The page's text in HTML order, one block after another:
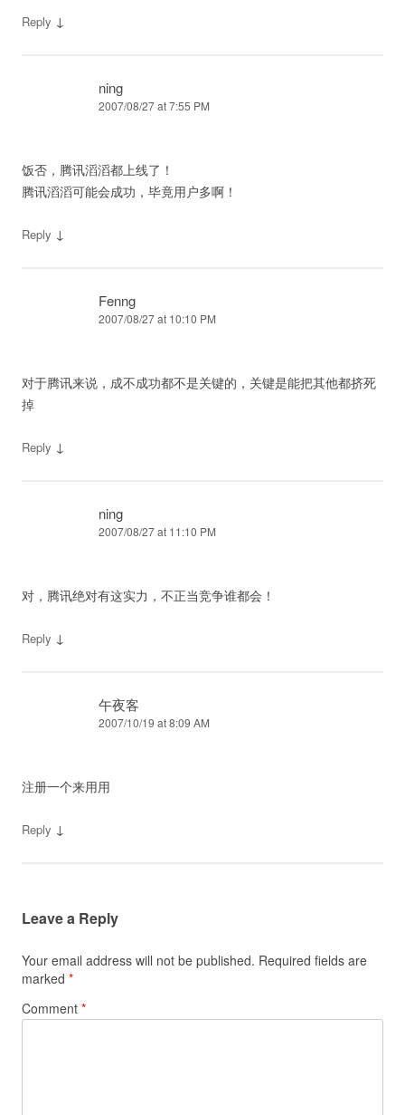
Reply ↓
ning
2007/08/27 at 7:55 PM
饭否，腾讯滔滔都上线了！
腾讯滔滔可能会成功，毕竟用户多啊！
Reply ↓
Fenng
2007/08/27 at 10:10 PM
对于腾讯来说，成不成功都不是关键的，关键是能把其他都挤死
掉
Reply ↓
ning
2007/08/27 at 11:10 PM
对，腾讯绝对有这实力，不正当竞争谁都会！
Reply ↓
午夜客
2007/10/19 at 8:09 AM
注册一个来用用
Reply ↓
Leave a Reply
Your email address will not be published. Required fields are
marked *
Comment *